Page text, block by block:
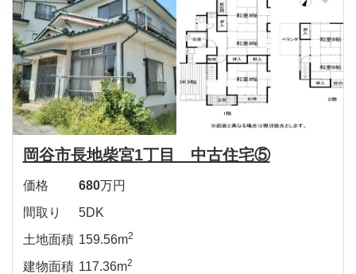
岡谷市長地柴宮1丁目 中古住宅⑤
価格 680万円
間取り
5DK
土地面積 159.56m2
建物面積 117.36m2